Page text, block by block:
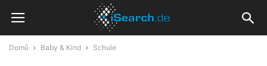
Domů Baby & Kind Schule